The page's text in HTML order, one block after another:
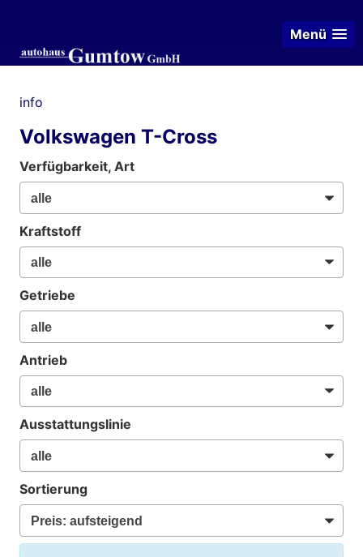
Menü
info
Volkswagen T-Cross
Verfügbarkeit, Art
Kraftstoff
Getriebe
Antrieb
Ausstattungslinie
Sortierung